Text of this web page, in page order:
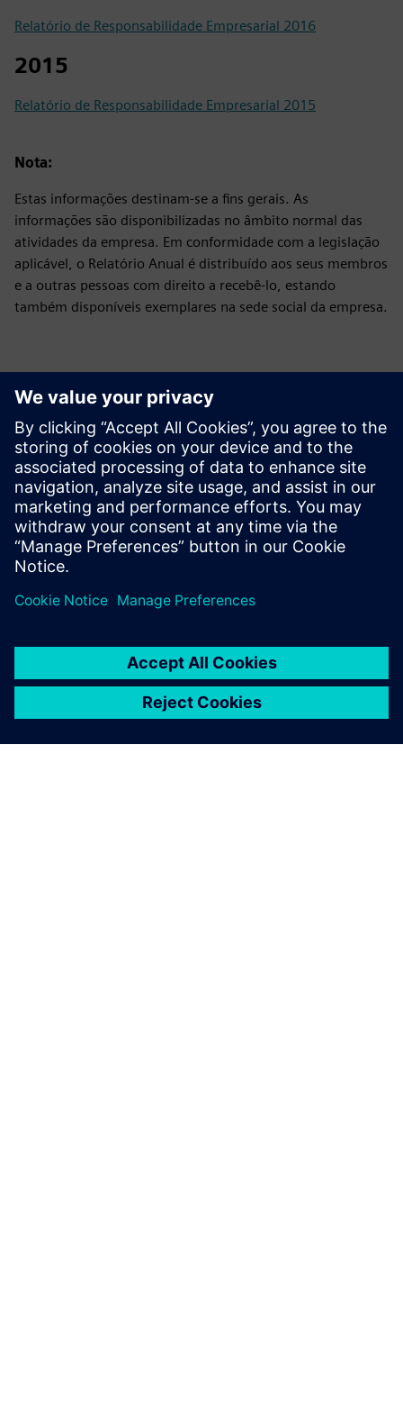
Relatório de Responsabilidade Empresarial 2016
2015
Relatório de Responsabilidade Empresarial 2015
Nota:
Estas informações destinam-se a fins gerais. As
informações são disponibilizadas no âmbito normal das
atividades da empresa. Em conformidade com a legislação
aplicável, o Relatório Anual é distribuído aos seus membros
e a outras pessoas com direito a recebê-lo, estando
também disponíveis exemplares na sede social da empresa.
Downloads
Green Initiative
Green Initiative Siemens Limited